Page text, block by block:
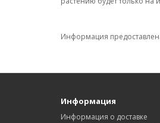
Информация
Информация
Информация о доставке